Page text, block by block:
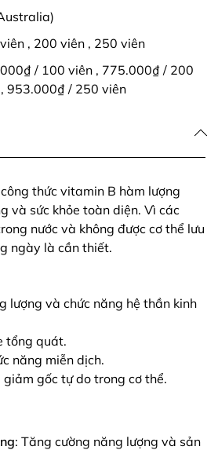
, 200 viên , 250 viên
/ 100 viên , 775.000₫ / 200
, 953.000₫ / 250 viên
thức vitamin B hàm lượng
và sức khỏe toàn diện. Vì các
nước và không được cơ thể lưu
ngày là cần thiết.
lượng và chức năng hệ thần kinh
tổng quát.
năng miễn dịch.
giảm gốc tự do trong cơ thể.
: Tăng cường năng lượng và sản